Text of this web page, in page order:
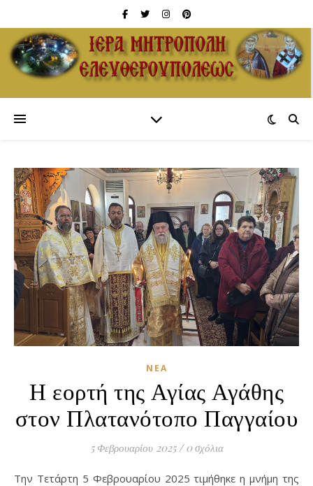
ΝΈΑ
Η εορτή της Αγίας Αγάθης
στον Πλατανότοπο Παγγαίου
5 Φεβρουαρίου 2025 / 0 σχόλια
Την Τετάρτη 5 Φεβρουαρίου 2025 τιμήθηκε η μνήμη της